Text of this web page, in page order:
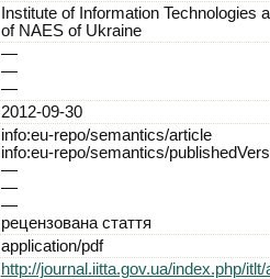
Institute of Information Technologies
of NAES of Ukraine
—
—
—
2012-09-30
info:eu-repo/semantics/article
info:eu-repo/semantics/
—
—
—
рецензована стаття
application/pdf
http://journal.iitta.gov.ua/index.php/